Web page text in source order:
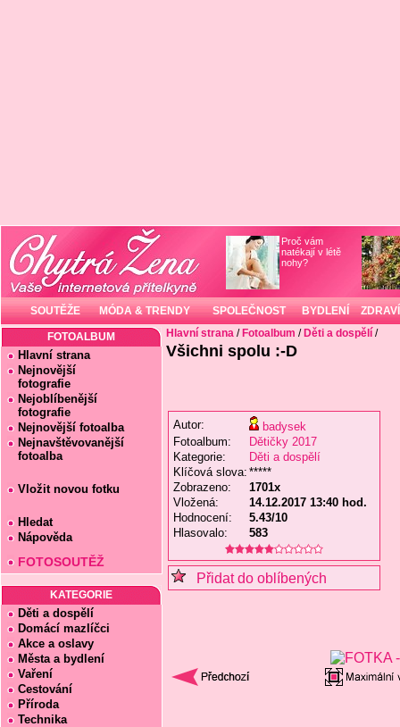
Proč vám
natékají v létě
nohy?
SOUTĚŽE MÓDA & TRENDY SPOLEČNOST BYDLENÍ ZDRAVÍ
FOTOALBUM
Hlavní strana
Nejnovější
fotografie
Nejoblíbenější
fotografie
Nejnovější fotoalba
Nejnavštěvovanější
fotoalba
Vložit novou fotku
Hledat
Nápověda
FOTOSOUTĚŽ
KATEGORIE
Děti a dospělí
Domácí mazlíčci
Akce a oslavy
Města a bydlení
Vaření
Cestování
Příroda
Technika
Hlavní strana / Fotoalbum / Děti a dospělí /
Všichni spolu :-D
Autor:
badysek
Fotoalbum:
Dětičky 2017
Kategorie:
Děti a dospělí
Klíčová slova: *****
Zobrazeno:
1701x
Vložená:
14.12.2017 13:40 hod.
Hodnocení:
5.43/10
Hlasovalo:
583
Přidat do oblíbených